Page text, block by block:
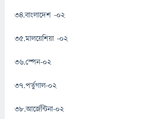
৩৪.বাংলাদেশ -০২
৩৫.মালয়েশিয়া -০২
৩৬.স্পেন-০২
৩৭.পর্তুগাল-০২
৩৮.আর্জেন্টিনা-০২